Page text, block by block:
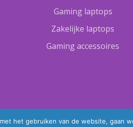
Gaming laptops
Zakelijke laptops
Gaming accessoires
het gebruiken van de website, gaan